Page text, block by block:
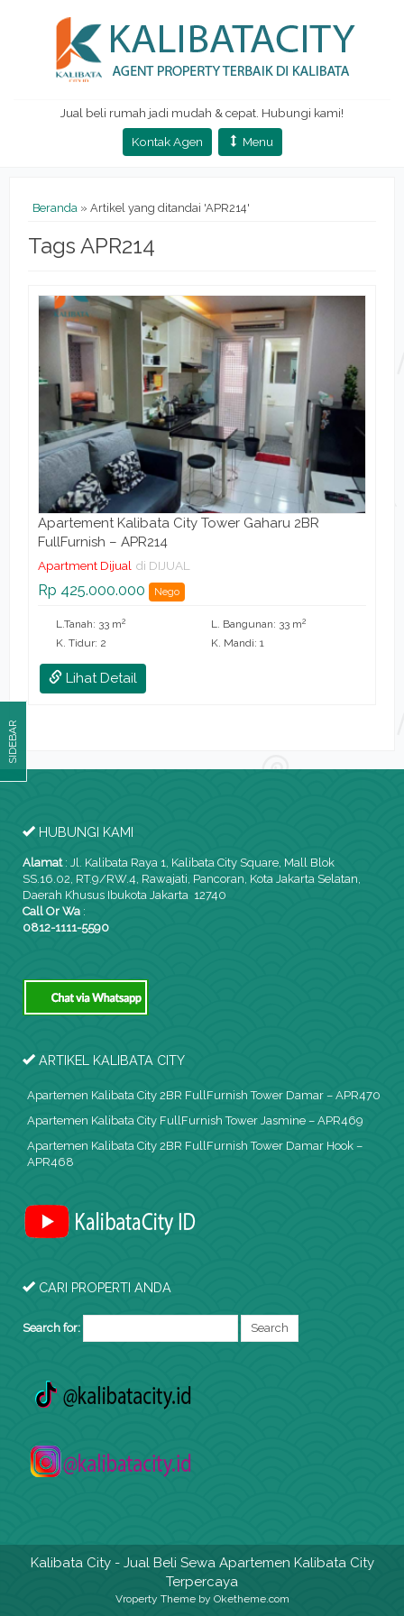
Jual beli rumah jadi mudah & cepat. Hubungi kami!
Kontak Agen
Menu
Beranda » Artikel yang ditandai 'APR214'
Tags APR214
Apartement Kalibata City Tower Gaharu 2BR
FullFurnish – APR214
Apartment Dijual di DIJUAL
Rp 425.000.000 Nego
L.Tanah: 33 m2 L. Bangunan: 33 m2
K. Tidur: 2 K. Mandi: 1
Lihat Detail
HUBUNGI KAMI
Alamat: Jl. Kalibata Raya 1, Kalibata City Square, Mall Blok
SS.16.02, RT.9/RW.4, Rawajati, Pancoran, Kota Jakarta Selatan,
Daerah Khusus Ibukota Jakarta 12740
Call Or Wa :
0812-1111-5590
ARTIKEL KALIBATA CITY
Apartemen Kalibata City 2BR FullFurnish Tower Damar – APR470
Apartemen Kalibata City FullFurnish Tower Jasmine – APR469
Apartemen Kalibata City 2BR FullFurnish Tower Damar Hook –
APR468
CARI PROPERTI ANDA
Search for:
Kalibata City- Jual Beli Sewa Apartemen Kalibata City
Terpercaya
Vroperty Themeby Oketheme.com
SIDEBAR